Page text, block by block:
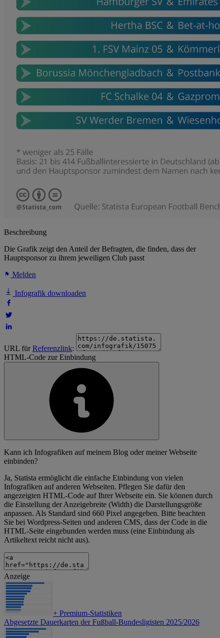
Beschreibung
Die Grafik zeigt den Anteil der Befragten, die finden, dass der
Hauptsponsor zu ihrem jeweiligen Club passt
Melden
Infografik downloaden
URL fürReferenzlink:
HTML-Code zur Einbindung
Kann ich Infografiken auf meinem Blog oder meiner Webseite
einbinden?
Ja, Statista ermöglicht die einfache Einbindung von vielen
Infografiken auf anderen Webseiten. Pflegen Sie dafür den
angezeigten HTML-Code auf Ihrer Webseite ein. Sie können durch
die Einstellung der Anzeigebreite (Width) die Darstellungsgröße
anpassen. Als Standard sind 660 Pixel angegeben. Bitte beachten
Sie bei Wordpress-Seiten und anderen CMS, dass der Code in die
HTML-Seite eingebunden werden muss (eine Einbindung als
Artikeltext reicht nicht aus).
Anzeige
+ Premium-Statistiken
Abgesetzte Dauerkarten der Fußball-Bundesligisten 2025/2026